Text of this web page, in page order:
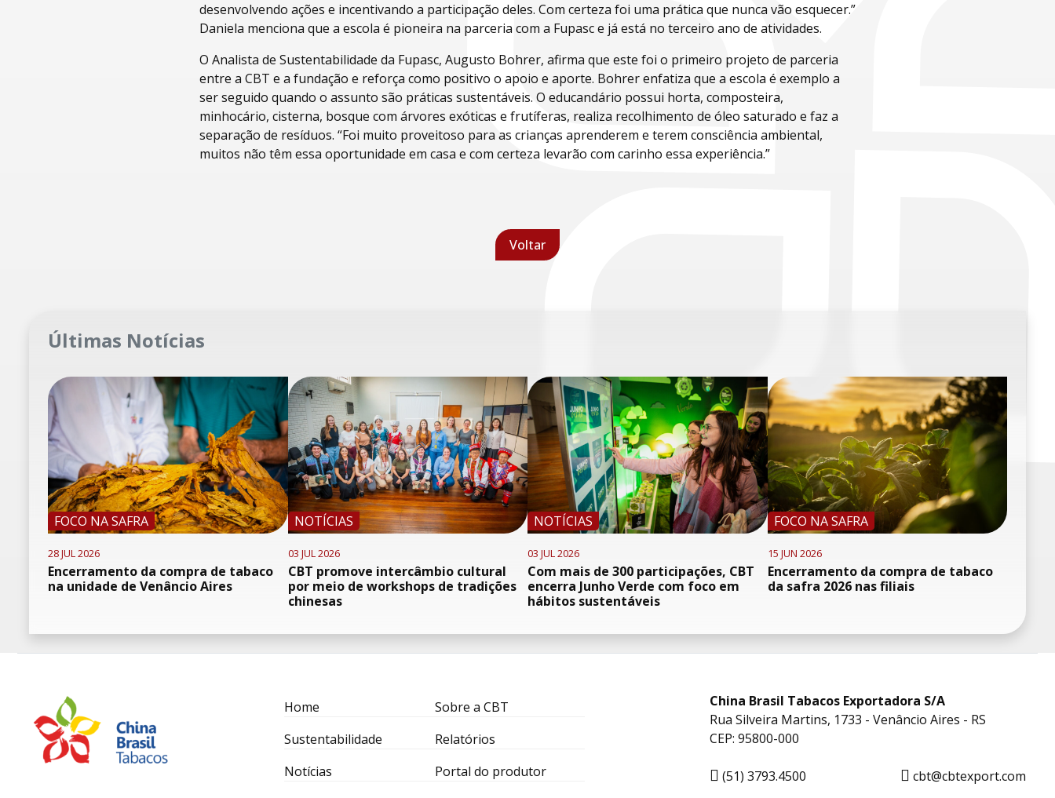
desenvolvendo ações e incentivando a participação deles. Com certeza foi uma prática que nunca vão esquecer.”
Daniela menciona que a escola é pioneira na parceria com a Fupasc e já está no terceiro ano de atividades.
O Analista de Sustentabilidade da Fupasc, Augusto Bohrer, afirma que este foi o primeiro projeto de parceria
entre a CBT e a fundação e reforça como positivo o apoio e aporte. Bohrer enfatiza que a escola é exemplo a
ser seguido quando o assunto são práticas sustentáveis. O educandário possui horta, composteira,
minhocário, cisterna, bosque com árvores exóticas e frutíferas, realiza recolhimento de óleo saturado e faz a
separação de resíduos. “Foi muito proveitoso para as crianças aprenderem e terem consciência ambiental,
muitos não têm essa oportunidade em casa e com certeza levarão com carinho essa experiência.”
Voltar
Últimas Notícias
FOCO NA SAFRA
28 JUL 2026
Encerramento da compra de tabaco
na unidade de Venâncio Aires
NOTÍCIAS
03 JUL 2026
CBT promove intercâmbio cultural
por meio de workshops de tradições
chinesas
NOTÍCIAS
03 JUL 2026
Com mais de 300 participações, CBT
encerra Junho Verde com foco em
hábitos sustentáveis
FOCO NA SAFRA
15 JUN 2026
Encerramento da compra de tabaco
da safra 2026 nas filiais
Home
Sobre a CBT
Sustentabilidade
Relatórios
Notícias
Portal do produtor
China Brasil Tabacos Exportadora S/A
Rua Silveira Martins, 1733 - Venâncio Aires - RS
CEP: 95800-000
(51) 3793.4500 cbt@cbtexport.com